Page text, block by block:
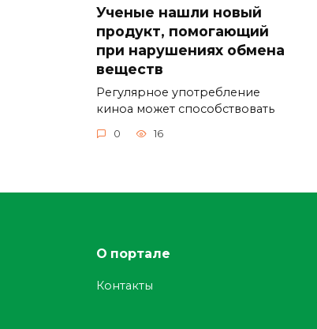
Ученые нашли новый
продукт, помогающий
при нарушениях обмена
веществ
Регулярное употребление
киноа может способствовать
0 16
О портале
Контакты